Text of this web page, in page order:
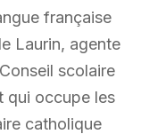
française
Laurin, agente
scolaire
qui occupe les
catholique